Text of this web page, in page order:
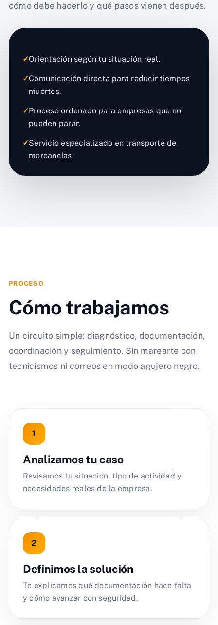
cómo debe hacerlo y qué pasos vienen después.
✓Orientación según tu situación real.
✓Comunicación directa para reducir tiempos
muertos.
✓Proceso ordenado para empresas que no
pueden parar.
✓Servicio especializado en transporte de
mercancías.
PROCESO
Cómo trabajamos
Un circuito simple: diagnóstico, documentación,
coordinación y seguimiento. Sin marearte con
tecnicismos ni correos en modo agujero negro.
Analizamos tu caso
Revisamos tu situación, tipo de actividad y
necesidades reales de la empresa.
Definimos la solución
Te explicamos qué documentación hace falta
y cómo avanzar con seguridad.